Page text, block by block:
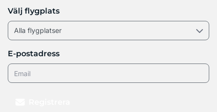
Välj flygplats
E-postadress